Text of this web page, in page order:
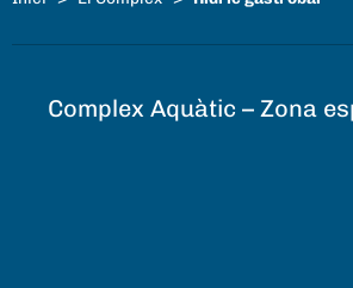
Complex Aquàtic – Zona